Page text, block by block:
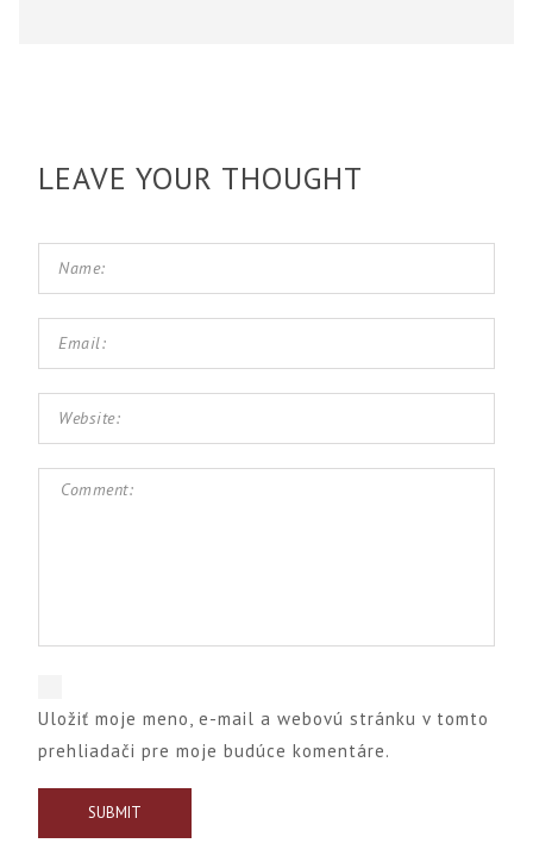
LEAVE YOUR THOUGHT
Uložiť moje meno, e-mail a webovú stránku v tomto
prehliadači pre moje budúce komentáre.